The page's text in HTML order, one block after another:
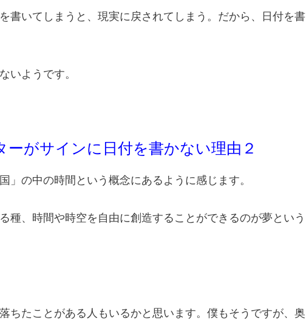
書いてしまうと、現実に戻されてしまう。だから、日付を書
いようです。
がサインに日付を書かない理由２
」の中の時間という概念にあるように感じます。
種、時間や時空を自由に創造することができるのが夢という
ちたことがある人もいるかと思います。僕もそうですが、奥